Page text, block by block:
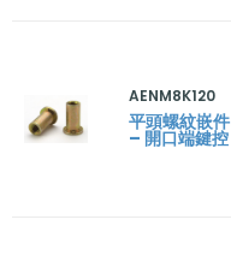
AENM8K120
平頭螺紋嵌件
– 開口端鍵控